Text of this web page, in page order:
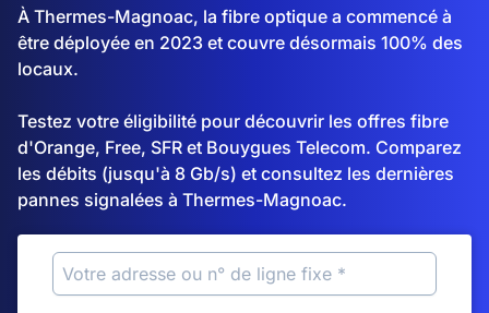
À Thermes-Magnoac, la fibre optique a commencé à
être déployée en 2023 et couvre désormais 100% des
locaux.
Testez votre éligibilité pour découvrir les offres fibre
d'Orange, Free, SFR et Bouygues Telecom. Comparez
les débits (jusqu'à 8 Gb/s) et consultez les dernières
pannes signalées à Thermes-Magnoac.